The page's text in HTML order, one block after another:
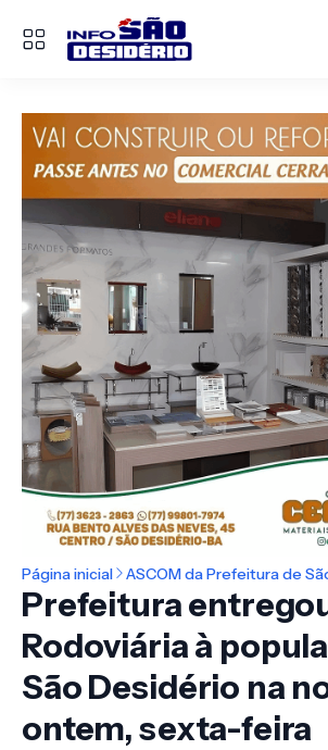
Página inicial ASCOM da Prefeitura de
Prefeitura
Rodoviária à
São Desidério na
ontem, sexta-feira